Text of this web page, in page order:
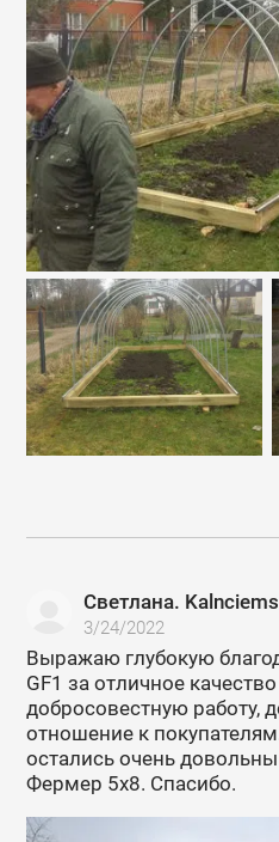
Светлана. Kalnciems
3/24/2022
Выражаю глубокую
GF1 за отличное
добросовестную работу,
отношение к
остались очень
Фермер 5х8. Спасибо.